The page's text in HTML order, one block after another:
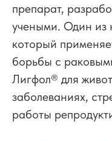
препарат,
учеными. Один из
который
борьбы с
Лигфол® для
заболеваниях,
работы